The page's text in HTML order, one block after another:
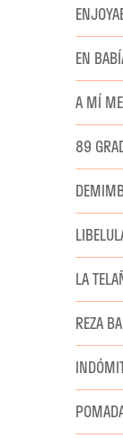
EN
A MÍ
89
LA
REZA